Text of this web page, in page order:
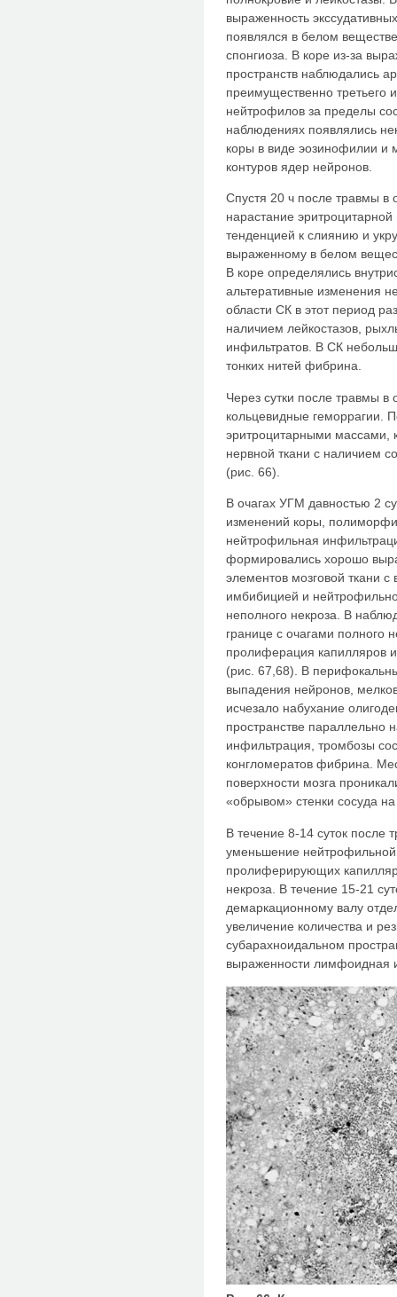
выраженность
появлялся в белом
спонгиоза. В коре из-за
пространств наблюдались
преимущественно третьего
нейтрофилов за пределы
наблюдениях появлялись
коры в виде эозинофилии и
контуров ядер нейронов.
Спустя 20 ч после травмы
нарастание
тенденцией к слиянию и
выраженному в белом
В коре определялись
альтеративные изменения
области СК в этот период
наличием лейкостазов,
инфильтратов. В СК
тонких нитей фибрина.
Через сутки после травмы
кольцевидные геморрагии.
эритроцитарными массами,
нервной ткани с наличием
(рис. 66).
В очагах УГМ давностью 2
изменений коры,
нейтрофильная
формировались хорошо
элементов мозговой ткани
имбибицией и
неполного некроза. В
границе с очагами полного
пролиферация капилляров
(рис. 67,68). В
выпадения нейронов,
исчезало набухание
пространстве параллельно
инфильтрация, тромбозы
конгломератов фибрина.
поверхности мозга
«обрывом» стенки сосуда
В течение 8-14 суток после
уменьшение
пролиферирующих
некроза. В течение 15-21
демаркационному валу
увеличение количества и
субарахноидальном
выраженности лимфоидная